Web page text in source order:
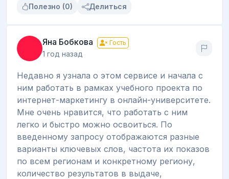
Полезно (0) Делиться
Яна Бобкова Гость
1 год назад
Недавно я узнала о этом сервисе и начала с
ним работать в рамках учебного проекта по
интернет-маркетингу в онлайн-университете.
Мне очень нравится, что работать с ним
легко и быстро можно освоиться. По
введенному запросу отображаются разные
варианты ключевых слов, частота их показов
по всем регионам и конкретному региону,
количество результатов в выдаче,